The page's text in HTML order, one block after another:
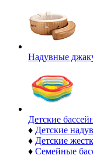
Надувные
Детские
♦ Детские
♦ Детские
♦ Семейные